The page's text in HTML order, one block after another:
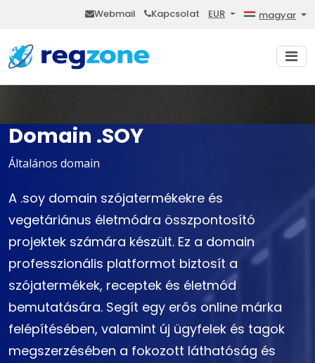
Webmail Kapcsolat EUR magyar
Domain .SOY
Általános domain
A .soy domain szójatermékekre és
vegetáriánus életmódra összpontosító
projektek számára készült. Ez a domain
professzionális platformot biztosít a
szójatermékek, receptek és életmód
bemutatására. Segít egy erős online márka
felépítésében, valamint új ügyfelek és tagok
megszerzésében a fokozott láthatóság és